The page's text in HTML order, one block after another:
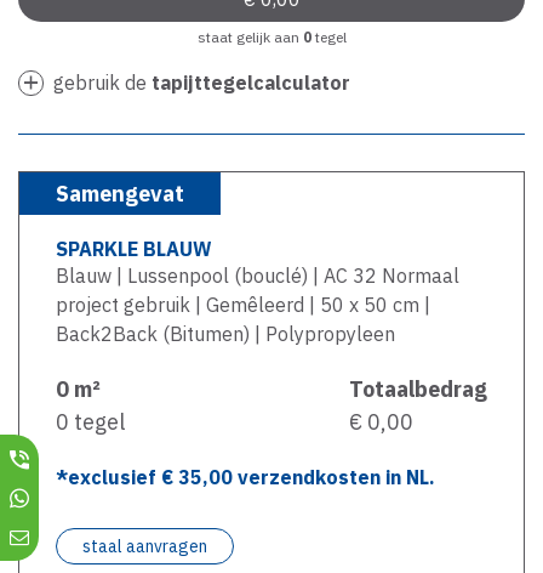
staat gelijk aan 0tegel
gebruik de tapijttegelcalculator
Samengevat
SPARKLE BLAUW
Blauw | Lussenpool (bouclé) | AC 32 Normaal
project gebruik | Gemêleerd | 50 x 50 cm |
Back2Back (Bitumen) | Polypropyleen
0 m²
0 tegel
Totaalbedrag
€ 0,00
*exclusief € 35,00 verzendkosten in NL.
staal aanvragen